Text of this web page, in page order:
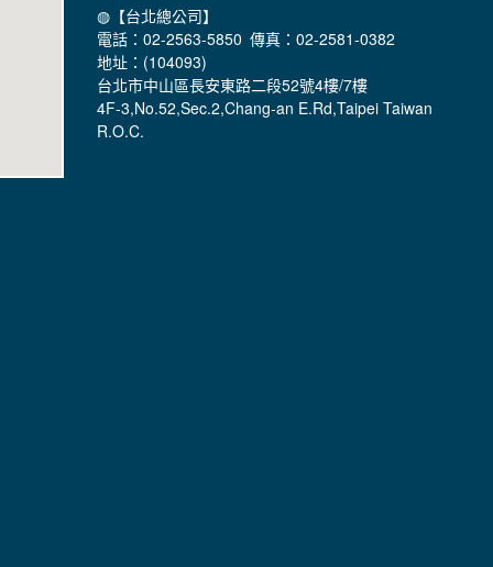
◍【台北總公司】
電話：02-2563-5850 傳真：02-2581-0382
地址：(104093)
台北市中山區長安東路二段52號4樓/7樓
4F-3,No.52,Sec.2,Chang-an E.Rd,Taipei Taiwan
R.O.C.